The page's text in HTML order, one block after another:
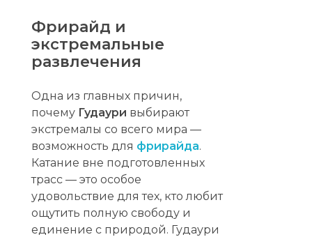
Фрирайд и
экстремальные
развлечения
Одна из главных причин,
почему Гудаури выбирают
экстремалы со всего мира —
возможность для фрирайда.
Катание вне подготовленных
трасс — это особое
удовольствие для тех, кто любит
ощутить полную свободу и
единение с природой. Гудаури